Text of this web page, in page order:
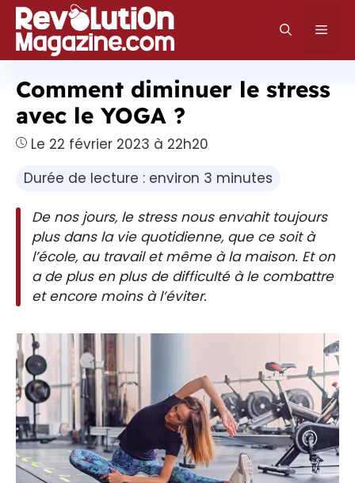
Aller
au
contenu
Comment diminuer le stress
avec le YOGA ?
Le 22 février 2023 à 22h20
Durée de lecture : environ 3 minutes
De nos jours, le stress nous envahit toujours
plus dans la vie quotidienne, que ce soit à
l’école, au travail et même à la maison. Et on
a de plus en plus de difficulté à le combattre
et encore moins à l’éviter.